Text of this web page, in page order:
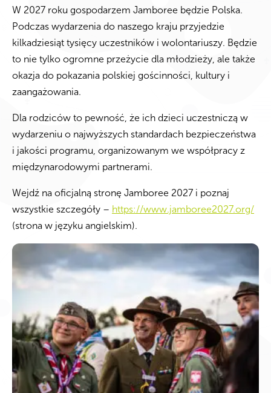
W 2027 roku gospodarzem Jamboree będzie Polska.
Podczas wydarzenia do naszego kraju przyjedzie
kilkadziesiąt tysięcy uczestników i wolontariuszy. Będzie
to nie tylko ogromne przeżycie dla młodzieży, ale także
okazja do pokazania polskiej gościnności, kultury i
zaangażowania.
Dla rodziców to pewność, że ich dzieci uczestniczą w
wydarzeniu o najwyższych standardach bezpieczeństwa
i jakości programu, organizowanym we współpracy z
międzynarodowymi partnerami.
Wejdź na oficjalną stronę Jamboree 2027 i poznaj
wszystkie szczegóły – https://www.jamboree2027.org/
(strona w języku angielskim).